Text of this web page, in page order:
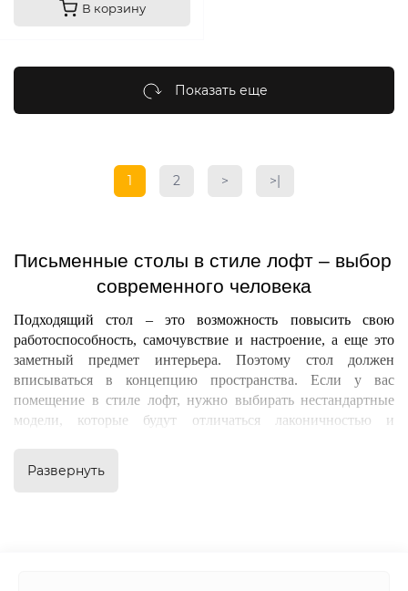
В корзину
Показать еще
1 2 > >|
Письменные столы в стиле лофт – выбор
современного человека
Подходящий стол – это возможность повысить свою
работоспособность, самочувствие и настроение, а еще это
заметный предмет интерьера. Поэтому стол должен
вписываться в концепцию пространства. Если у вас
помещение в стиле лофт, нужно выбирать нестандартные
модели, которые будут отличаться лаконичностью и
Современный письменный стол в стиле лофт
Развернуть